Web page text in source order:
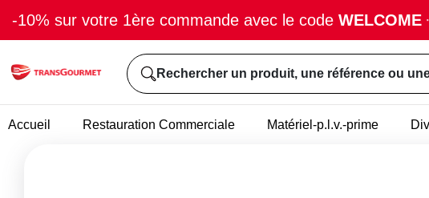
-10% sur votre 1ère commande avec le code WELCOME ·
Rechercher un produit, une référence ou
Accueil Restauration Commerciale Matériel-p.l.v.-prime